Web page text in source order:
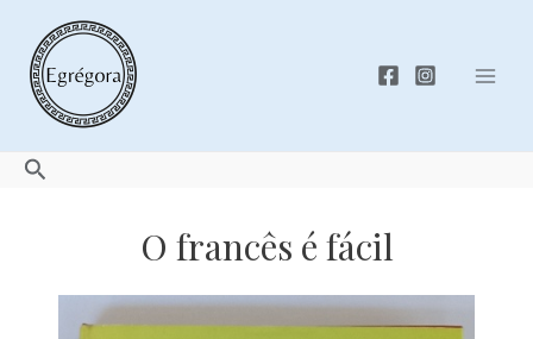
content
Search
O francês é fácil